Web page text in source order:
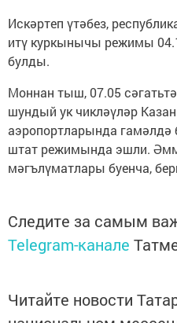
Искәртеп үтәбез,
итү куркынычы режимы
булды.
Моннан тыш, 07.05
шундый ук чикләүләр
аэропортларында
штат режимында эшли.
мәгълүматлары буенча,
Следите за самым
Telegram-канале
Читайте новости